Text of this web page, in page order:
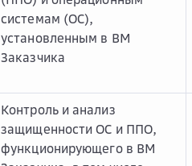
системам (ОС),
установленным в ВМ
Заказчика
Контроль и анализ
защищенности ОС и ППО,
функционирующего в ВМ